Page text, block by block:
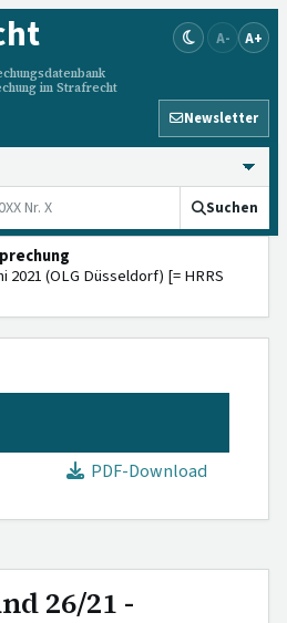
im Strafrecht
A- A+
Newsletter
Suchen
2021 (OLG Düsseldorf) [= HRRS
PDF-Download
26/21 -